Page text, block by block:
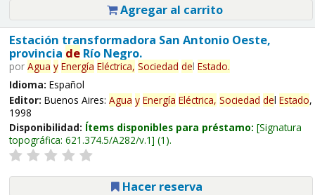
Agregar al carrito
Estación transformadora San Antonio Oeste,
provincia deRío Negro.
por Agua y Energía Eléctrica, Sociedad del Estado.
Idioma: Español
Editor: Buenos Aires: Agua y Energía Eléctrica, Sociedad del Estado,
1998
Disponibilidad: Ítems disponibles para préstamo: Signatura
topográfica: 621.374.5/A282/v.1 (1).
Hacer reserva